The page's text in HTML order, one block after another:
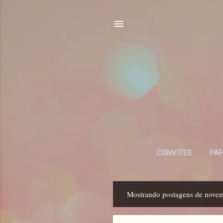
CONVITES
o
Mostrando postagens de